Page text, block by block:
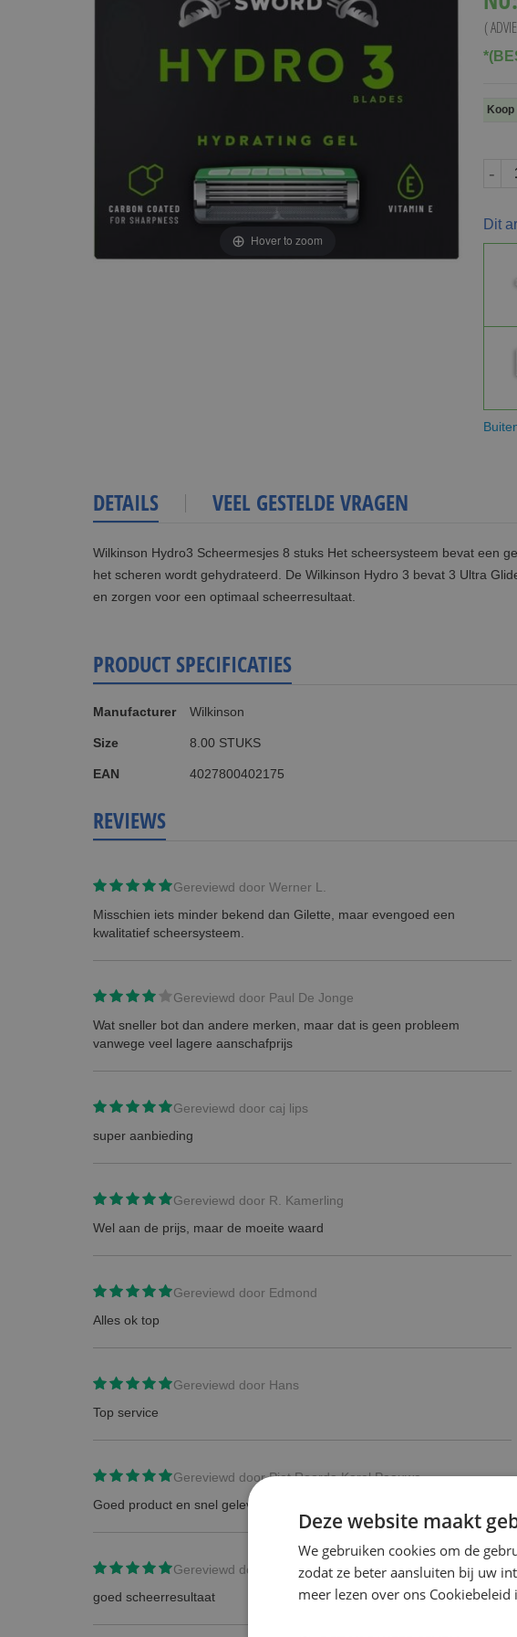
Hover to zoom
(
-
Dit
DETAILS
Wilkinson Hydro3 Scheermesjes 8 stuks Het scheersysteem bevat een
het scheren wordt gehydrateerd. De Wilkinson Hydro 3 bevat 3 Ultra
en zorgen voor een optimaal scheerresultaat.
VEEL GESTELDE VRAGEN
PRODUCT SPECIFICATIES
informatie
Manufacturer Wilkinson
Size 8.00 STUKS
EAN 4027800402175
REVIEWS
Gereviewd door Werner L.
Misschien iets minder bekend dan Gilette, maar evengoed een
kwalitatief scheersysteem.
Gereviewd door Paul De Jonge
Wat sneller bot dan andere merken, maar dat is geen probleem
vanwege veel lagere aanschafprijs
Gereviewd door caj lips
super aanbieding
Gereviewd door R. Kamerling
Wel aan de prijs, maar de moeite waard
Gereviewd door Edmond
Alles ok top
Gereviewd door Hans
Top service
Gereviewd door Piet Roorda Karel Paauwe
Goed product en snel geleverd.
Gereviewd door
Klant p.wiltenburg
goed scheerresultaat
Deze website maakt
We gebruiken cookies om de
zodat ze beter aansluiten bij uw
meer lezen over ons Cookiebeleid